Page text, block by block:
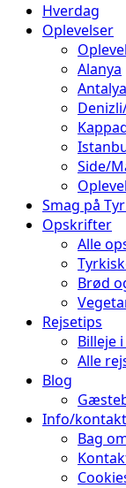
Hverdag
Oplevelser
Alanya
Antalya
Side/
Smag på
Opskrifter
Alle
Brød
Rejsetips
Billeje
Alle
Blog
Info/kontakt
Bag